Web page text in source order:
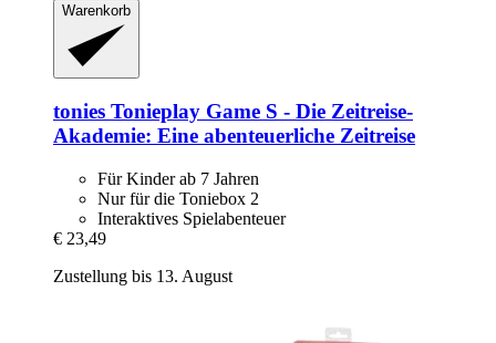
Warenkorb
tonies Tonieplay Game S -​ Die Zeitreise-​
Akademie: Eine abenteuerliche Zeitreise
Für Kinder ab 7 Jahren
Nur für die Toniebox 2
Interaktives Spielabenteuer
€ 23,49
Zustellung bis 13. August